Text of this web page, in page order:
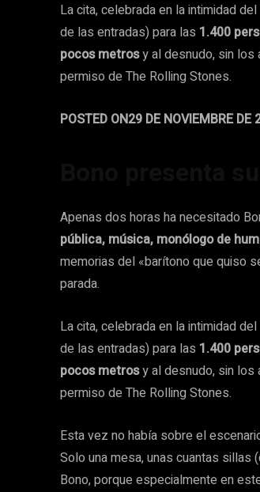
La cita, celebrada en la intimidad
de las entradas) para las 1.400
pocos metrosy al desnudo, sin los
permiso de The Rolling Stones.
POSTED ON29 DE NOVIEMBRE DE
Apenas dos horas ha necesitado
pública, música, monólogo de
memorias del «barítono que quiso
parada.
La cita, celebrada en la intimidad
de las entradas) para las 1.400
pocos metrosy al desnudo, sin los
permiso de The Rolling Stones.
Esta vez no había sobre el
Solo una mesa, unas cuantas
Bono, porque especialmente en